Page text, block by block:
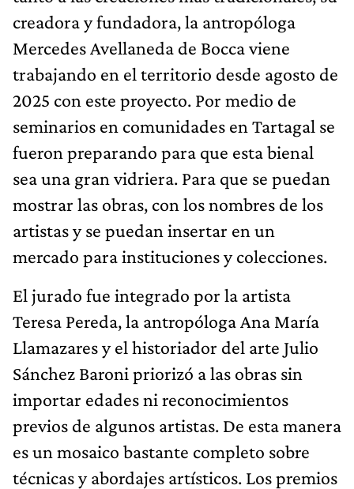
creadora y fundadora, la antropóloga
Mercedes Avellaneda de Bocca viene
trabajando en el territorio desde agosto de
2025 con este proyecto. Por medio de
seminarios en comunidades en Tartagal se
fueron preparando para que esta bienal
sea una gran vidriera. Para que se puedan
mostrar las obras, con los nombres de los
artistas y se puedan insertar en un
mercado para instituciones y colecciones.
El jurado fue integrado por la artista
Teresa Pereda, la antropóloga Ana María
Llamazares y el historiador del arte Julio
Sánchez Baroni priorizó a las obras sin
importar edades ni reconocimientos
previos de algunos artistas. De esta manera
es un mosaico bastante completo sobre
técnicas y abordajes artísticos. Los premios